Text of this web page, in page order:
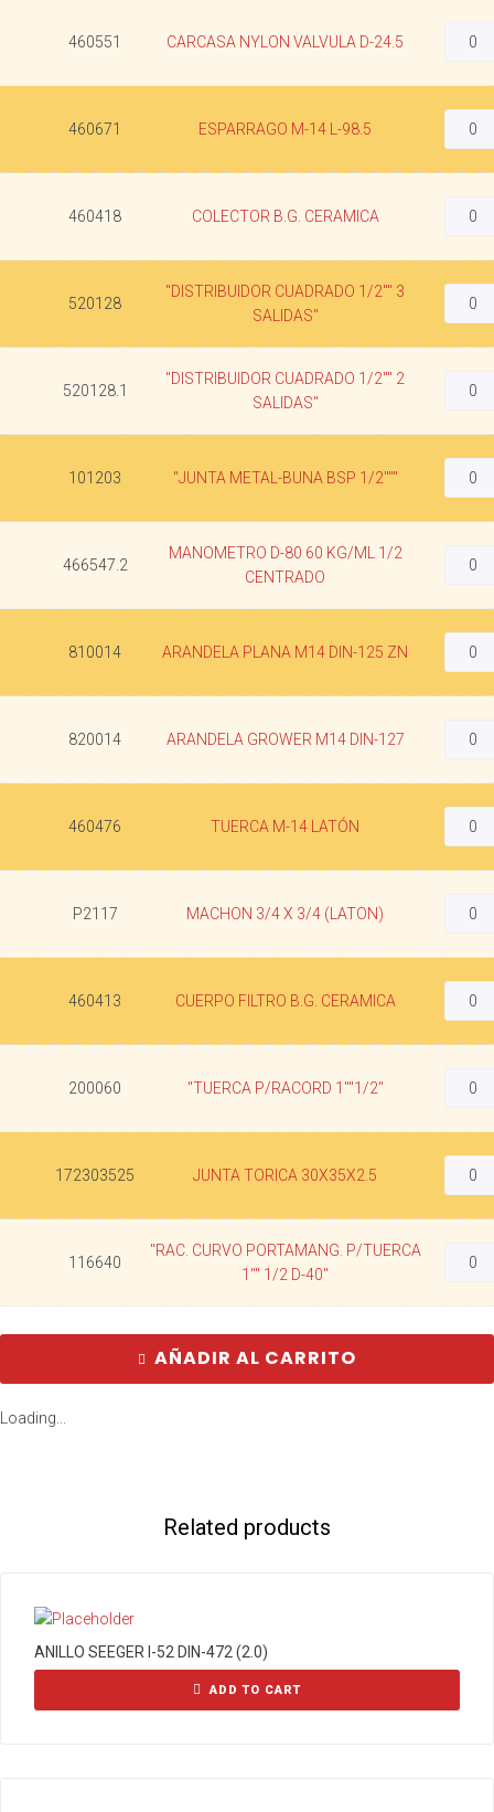
460551 CARCASA NYLON VALVULA D-24.5
460671 ESPARRAGO M-14 L-98.5
460418 COLECTOR B.G. CERAMICA
520128
"DISTRIBUIDOR CUADRADO 1/2"" 3
SALIDAS"
520128.1
"DISTRIBUIDOR CUADRADO 1/2"" 2
SALIDAS"
101203 "JUNTA METAL-BUNA BSP 1/2"""
466547.2
MANOMETRO D-80 60 KG/ML 1/2
CENTRADO
810014 ARANDELA PLANA M14 DIN-125 ZN
820014 ARANDELA GROWER M14 DIN-127
460476 TUERCA M-14 LATÓN
P2117 MACHON 3/4 X 3/4 (LATON)
460413 CUERPO FILTRO B.G. CERAMICA
200060 "TUERCA P/RACORD 1""1/2"
172303525 JUNTA TORICA 30X35X2.5
116640
"RAC. CURVO PORTAMANG. P/TUERCA
1"" 1/2 D-40"
AÑADIR AL CARRITO
Loading...
Related products
ANILLO SEEGER I-52 DIN-472 (2.0)
ADD TO CART